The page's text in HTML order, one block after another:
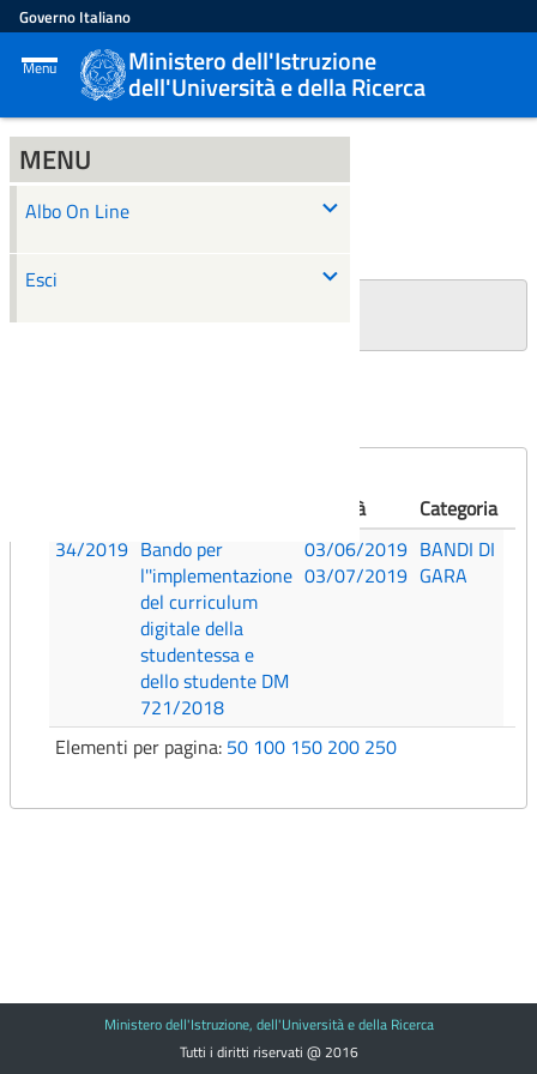
Governo Italiano
Menu Ministero dell'Istruzione
dell'Università e della Ricerca
MENU
Albo On Line
Esci
ALBO ON LINE
Ricerca
Validità
Categoria
34/2019 Bando per
l''implementazione
del curriculum
digitale della
studentessa e
dello studente DM
721/2018
03/06/2019
03/07/2019
BANDI DI
GARA
Elementi per pagina: 50 100 150 200 250
Ministero dell'Istruzione, dell'Università e della Ricerca
Tutti i diritti riservati @ 2016